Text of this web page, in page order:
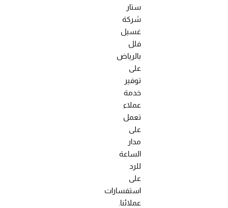
ستار
شركة
غسيل
فلل
بالرياض
على
توفير
خدمة
عملاء
تعمل
على
مدار
الساعة
للرد
على
استفسارات
عملائنا.